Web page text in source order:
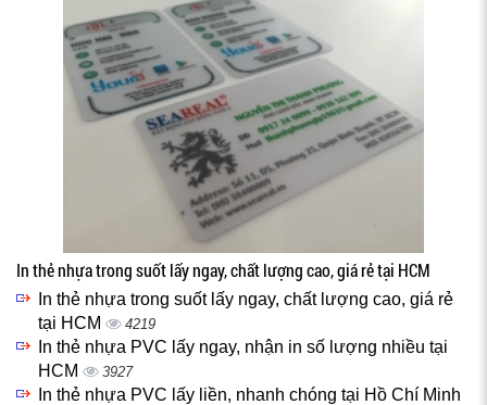
In thẻ nhựa trong suốt lấy ngay, chất lượng cao, giá rẻ tại HCM
In thẻ nhựa trong suốt lấy ngay, chất lượng cao, giá rẻ
tại HCM
4219
In thẻ nhựa PVC lấy ngay, nhận in số lượng nhiều tại
HCM
3927
In thẻ nhựa PVC lấy liền, nhanh chóng tại Hồ Chí Minh